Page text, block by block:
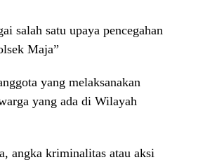
salah satu upaya pencegahan
Maja”
yang melaksanakan
yang ada di Wilayah
angka kriminalitas atau aksi